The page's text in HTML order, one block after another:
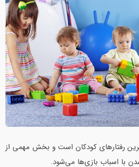
رفتارهای کودکان است و بخش مهمی از
با اسباب بازی‌ها می‌شود.